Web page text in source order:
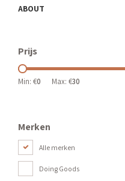
ABOUT
Prijs
Min: €0 Max: €30
Merken
Alle merken
Doing Goods